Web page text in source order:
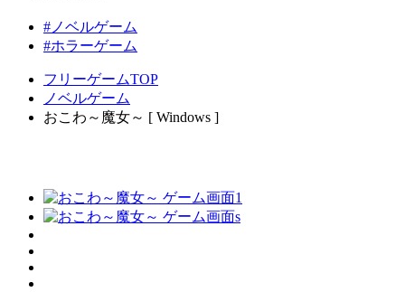
#ノベルゲーム
#ホラーゲーム
フリーゲームTOP
ノベルゲーム
おこわ～魔女～ [ Windows ]